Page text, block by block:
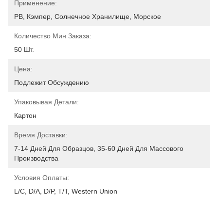
Применение:
РВ, Кэмпер, Солнечное Хранилище, Морское
Количество Мин Заказа:
50 Шт.
Цена:
Подлежит Обсуждению
Упаковывая Детали:
Картон
Время Доставки:
7-14 Дней Для Образцов, 35-60 Дней Для Массового
Производства
Условия Оплаты:
L/C, D/A, D/P, T/T, Western Union